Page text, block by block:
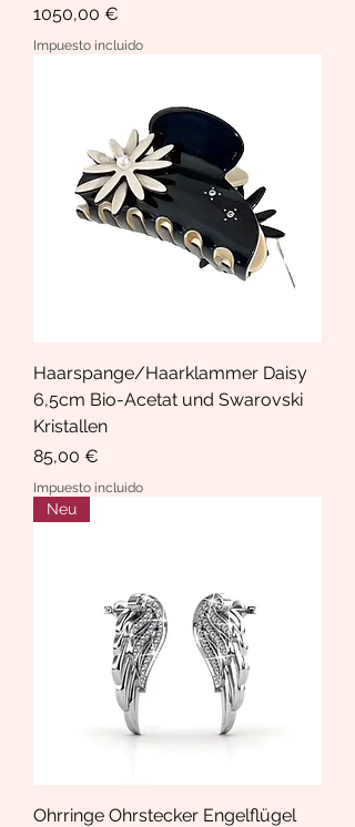
Precio
1050,00 €
Impuesto incluido
Haarspange/Haarklammer Daisy
6,5cm Bio-Acetat und Swarovski
Kristallen
Precio
85,00 €
Impuesto incluido
Neu
Ohrringe Ohrstecker Engelflügel